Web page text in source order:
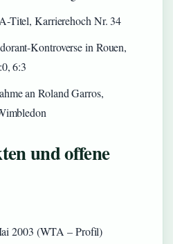
Titel, Karrierehoch Nr. 34
Kontroverse in Rouen,
6:3
an Roland Garros,
und offene
2003 (WTA – Profil)